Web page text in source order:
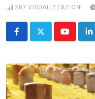
287 VISUALIZZAZIONI
Youtube